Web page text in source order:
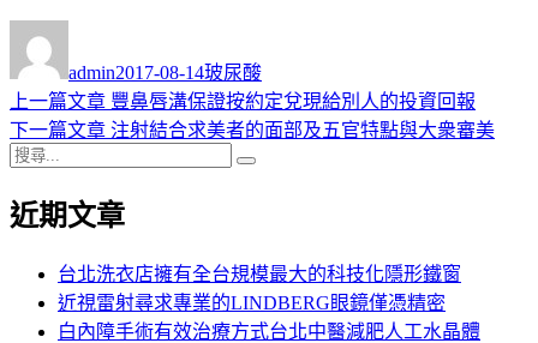
者
admin佈
日
期:
2017-08-14類
玻尿酸
文
章
導
覽
上一篇文章 上
一
章:
豐鼻唇溝保證按約定兌現給別人的投資回報
下一篇文章 下
文
注射結合求美者的面部及五官特點與大衆審美
搜
關
近期文章
台北洗衣店擁有全台規模最大的科技化隱形鐵窗
近視雷射尋求專業的LINDBERG眼鏡僅憑精密
白內障手術有效治療方式台北中醫減肥人工水晶體